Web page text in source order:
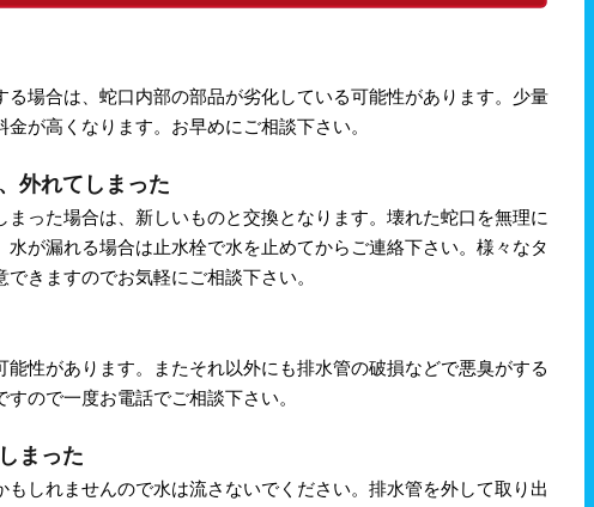
る場合は、蛇口内部の部品が劣化している可能性があります。少量
が高くなります。お早めにご相談下さい。
外れてしまった
った場合は、新しいものと交換となります。壊れた蛇口を無理に
が漏れる場合は止水栓で水を止めてからご連絡下さい。様々なタ
きますのでお気軽にご相談下さい。
性があります。またそれ以外にも排水管の破損などで悪臭がする
ので一度お電話でご相談下さい。
まった
しれませんので水は流さないでください。排水管を外して取り出